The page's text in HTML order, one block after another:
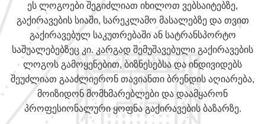
ეს ლოგოები შეგიძლიათ იხილოთ ვებსაიტებზე,
გაქირავების სიაში, სარეკლამო მასალებზე და თვით
გაქირავებულ საკუთრებაში ან სატრანსპორტო
საშუალებებზეც კი. კარგად შემუშავებული გაქირავების
ლოგოს გამოყენებით, ბიზნესებსა და ინდივიდებს
შეუძლიათ გააძლიერონ თავიანთი ბრენდის აღიარება,
მოიზიდონ მომხმარებლები და დაამყარონ
პროფესიონალური ყოფნა გაქირავების ბაზარზე.